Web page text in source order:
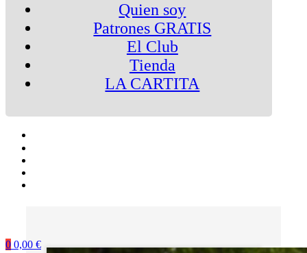
Quien soy
Patrones GRATIS
El Club
Tienda
LA CARTITA
0 0,00 €